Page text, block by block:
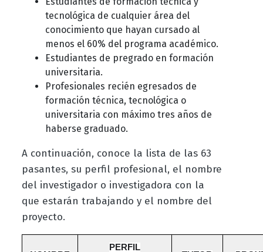
tecnológica de cualquier área del
conocimiento que hayan cursado al
menos el 60% del programa académico.
Estudiantes de pregrado en formación
universitaria.
Profesionales recién egresados de
formación técnica, tecnológica o
universitaria con máximo tres años de
haberse graduado.
A continuación, conoce la lista de las 63
pasantes, su perfil profesional, el nombre
del investigador o investigadora con la
que estarán trabajando y el nombre del
proyecto.
PERFIL